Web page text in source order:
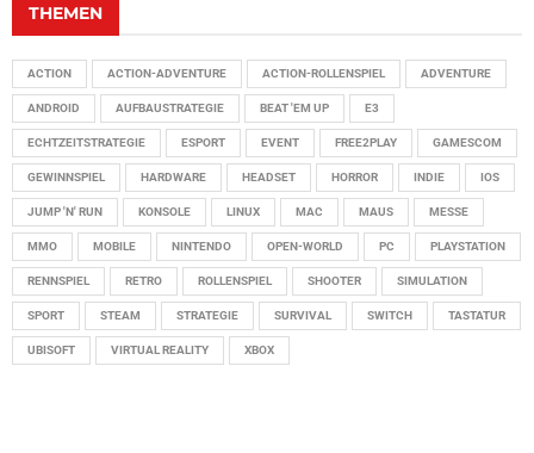
THEMEN
ACTION ACTION-ADVENTURE ACTION-ROLLENSPIEL ADVENTURE
ANDROID AUFBAUSTRATEGIE BEAT 'EM UP E3
ECHTZEITSTRATEGIE ESPORT EVENT FREE2PLAY GAMESCOM
GEWINNSPIEL HARDWARE HEADSET HORROR INDIE IOS
JUMP 'N' RUN KONSOLE LINUX MAC MAUS MESSE
MMO MOBILE NINTENDO OPEN-WORLD PC PLAYSTATION
RENNSPIEL RETRO ROLLENSPIEL SHOOTER SIMULATION
SPORT STEAM STRATEGIE SURVIVAL SWITCH TASTATUR
UBISOFT VIRTUAL REALITY XBOX